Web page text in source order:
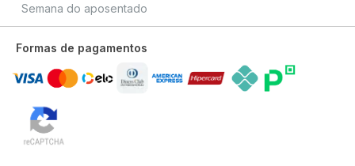
Semana do aposentado
Formas de pagamentos